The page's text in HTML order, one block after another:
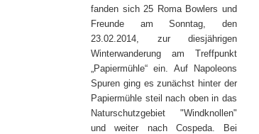
fanden sich 25 Roma Bowlers und
Freunde am Sonntag, den
23.02.2014, zur diesjährigen
Winterwanderung am Treffpunkt
„Papiermühle“ ein. Auf Napoleons
Spuren ging es zunächst hinter der
Papiermühle steil nach oben in das
Naturschutzgebiet "Windknollen"
und weiter nach Cospeda. Bei